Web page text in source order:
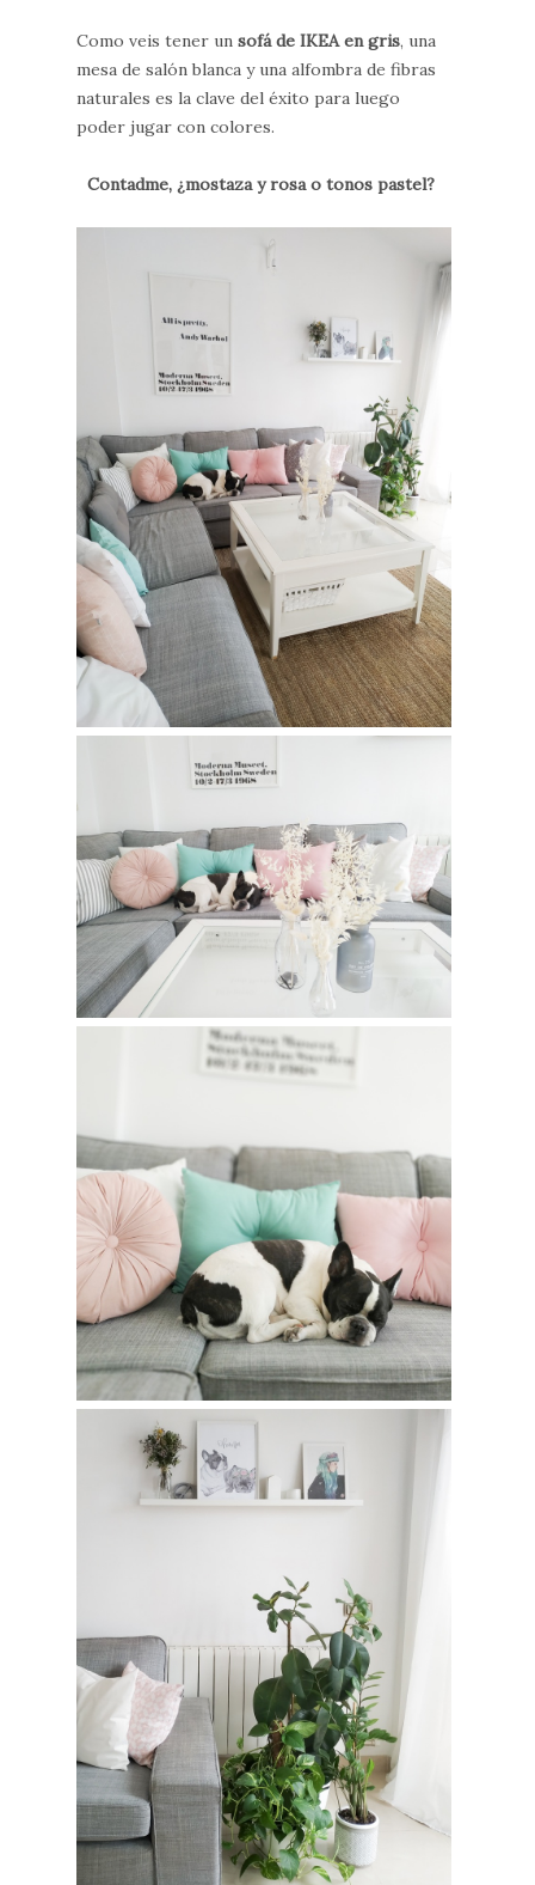
Como veis tener un sofá de IKEA en gris, una
mesa de salón blanca y una alfombra de fibras
naturales es la clave del éxito para luego
poder jugar con colores.
Contadme, ¿mostaza y rosa o tonos pastel?